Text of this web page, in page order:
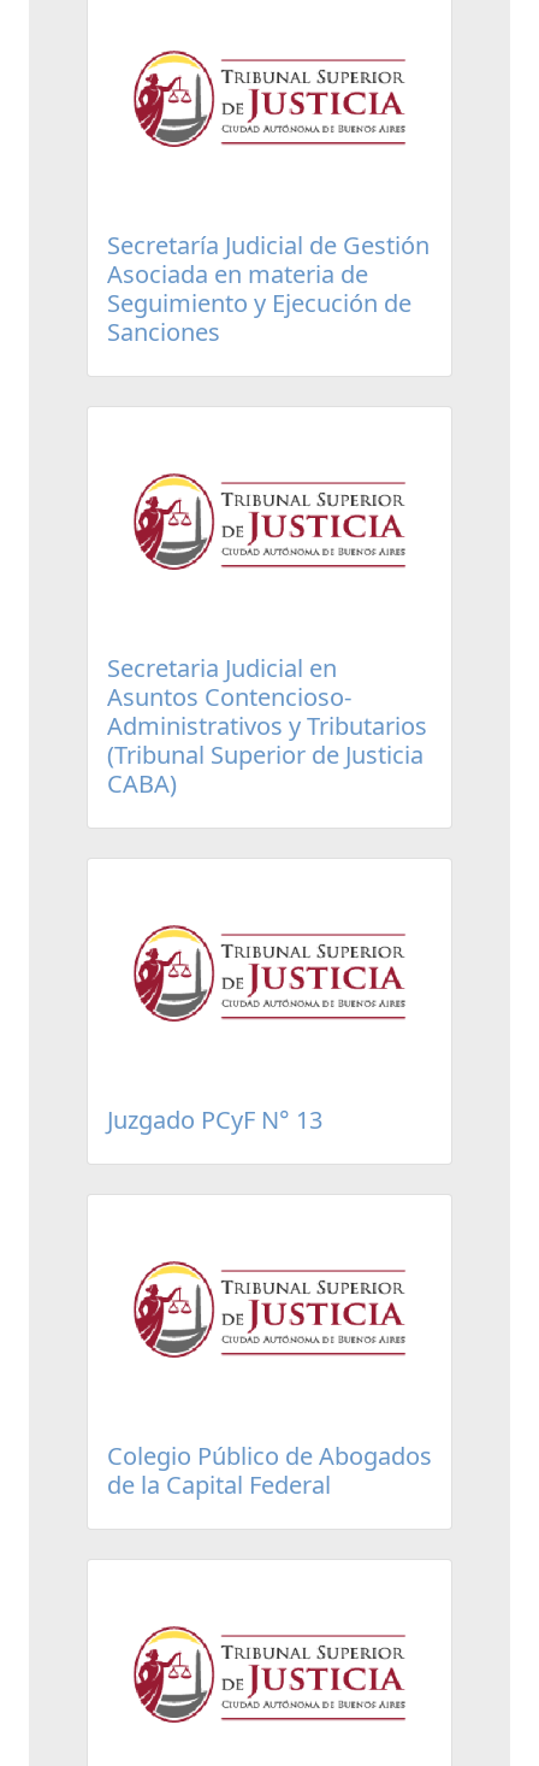
Secretaría Judicial de Gestión
Asociada en materia de
Seguimiento y Ejecución de
Sanciones
Secretaria Judicial en
Asuntos Contencioso-
Administrativos y Tributarios
(Tribunal Superior de Justicia
CABA)
Juzgado PCyF N° 13
Colegio Público de Abogados
de la Capital Federal